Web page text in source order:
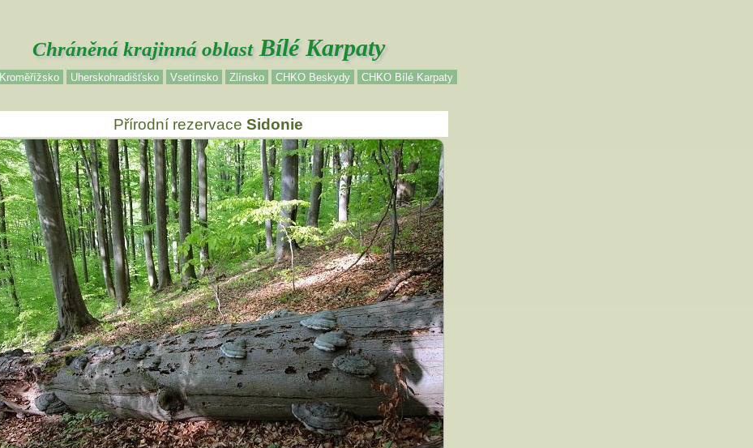
Chráněná krajinná oblastBílé Karpaty
Kroměřížsko Uherskohradišťsko Vsetínsko Zlínsko CHKO Beskydy CHKO Bílé Karpaty
Přírodní rezervace Sidonie